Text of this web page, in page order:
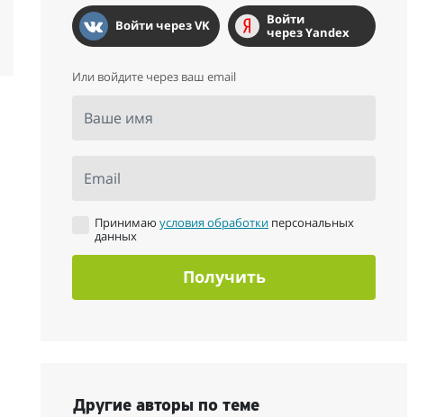
Войти через VK
Войти
через Yandex
Или войдите через ваш email
Ваше имя
Email
Принимаюусловия обработки персональных
данных
Получить
Другие авторы по теме